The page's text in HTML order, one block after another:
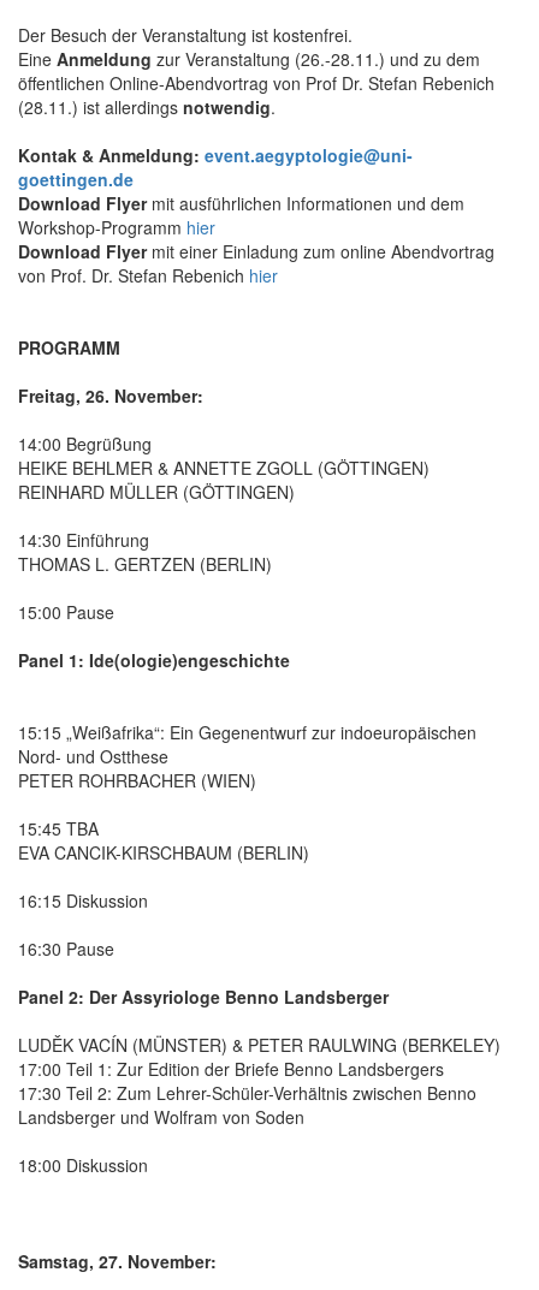
Der Besuch der Veranstaltung ist kostenfrei.
Eine Anmeldung zur Veranstaltung (26.-28.11.) und zu dem
öffentlichen Online-Abendvortrag von Prof Dr. Stefan Rebenich
(28.11.) ist allerdings notwendig.
Kontak & Anmeldung: event.aegyptologie@uni-
goettingen.de
Download Flyermit ausführlichen Informationen und dem
Workshop-Programm hier
Download Flyermit einer Einladung zum online Abendvortrag
von Prof. Dr. Stefan Rebenich hier
PROGRAMM
Freitag, 26. November:
14:00 Begrüßung
HEIKE BEHLMER & ANNETTE ZGOLL (GÖTTINGEN)
REINHARD MÜLLER (GÖTTINGEN)
14:30 Einführung
THOMAS L. GERTZEN (BERLIN)
15:00 Pause
Panel 1: Ide(ologie)engeschichte
15:15 „Weißafrika“: Ein Gegenentwurf zur indoeuropäischen
Nord- und Ostthese
PETER ROHRBACHER (WIEN)
15:45 TBA
EVA CANCIK-KIRSCHBAUM (BERLIN)
16:15 Diskussion
16:30 Pause
Panel 2: Der Assyriologe Benno Landsberger
LUDĚK VACÍN (MÜNSTER) & PETER RAULWING (BERKELEY)
17:00 Teil 1: Zur Edition der Briefe Benno Landsbergers
17:30 Teil 2: Zum Lehrer-Schüler-Verhältnis zwischen Benno
Landsberger und Wolfram von Soden
18:00 Diskussion
Samstag, 27. November: